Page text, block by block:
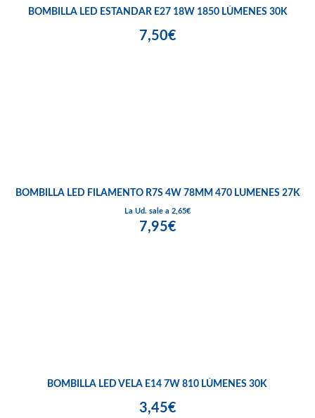
BOMBILLA LED ESTANDAR E27 18W 1850 LÚMENES 30K
7,50€
BOMBILLA LED FILAMENTO R7S 4W 78MM 470 LUMENES 27K
La Ud. sale a 2,65€
7,95€
BOMBILLA LED VELA E14 7W 810 LÚMENES 30K
3,45€